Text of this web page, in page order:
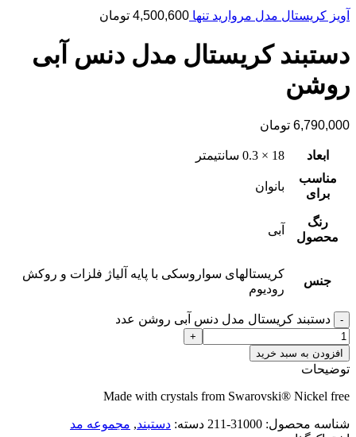
آویز کریستال مدل مروارید تنها 4,500,600 تومان
دستبند کریستال مدل دنس آبی
روشن
6,790,000 تومان
ابعاد
18 × 0.3 سانتیمتر
مناسب
برای
بانوان
رنگ
محصول
آبی
جنس
کریستالهای سواروسکی با پایه آلیاژ فلزات و روکش
رودیوم
دستبند کریستال مدل دنس آبی روشن عدد
افزودن به سبد خرید
توضیحات
Made with crystals from Swarovski® Nickel free
شناسه محصول: 31000-211 دسته: دستبند, مجموعه مد